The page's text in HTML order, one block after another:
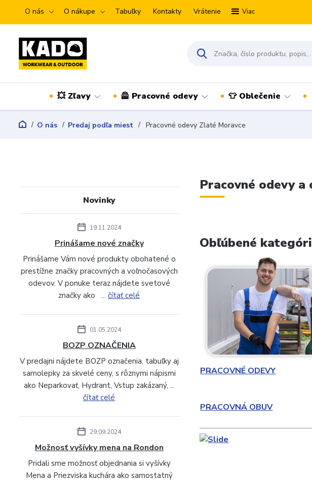
O nás O nákupe Tabuľky Kontakty Vrátenie Viac
💥 Zľavy 🦺 Pracovné odevy 👕 Oblečenie
O nás Predaj podľa miest Pracovné odevy Zlaté Moravce
Novinky
19.11.2024
Prinášame nové značky
Prinášame Vám nové produkty obohatené o
prestížne značky pracovných a voľnočasových
odevov. V ponuke teraz nájdete svetové
značky ako ...čítať celé
01.05.2024
BOZP OZNAČENIA
V predajni nájdete BOZP označenia, tabuľky aj
samolepky za skvelé ceny, s rôznymi nápismi
ako Neparkovať, Hydrant, Vstup zakázaný, ...
čítať celé
29.09.2024
Možnosť vyšívky mena na Rondon
Pridali sme možnosť objednania si vyšívky
Mena a Priezviska kuchára ako samostatný
Pracovné odevy
Obľúbené
PRACOVNÉ ODEVY
PRACOVNÁ OBUV